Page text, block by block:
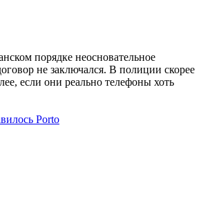
порядке неосновательное
не заключался. В полиции скорее
если они реально телефоны хоть
Porto